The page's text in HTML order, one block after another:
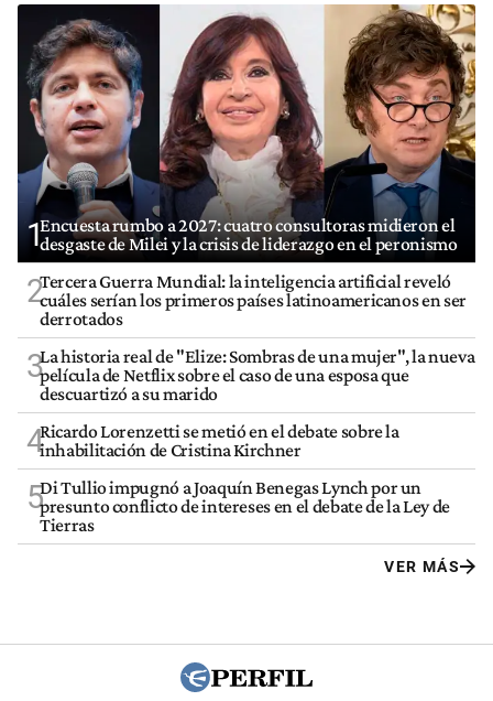
1Encuesta rumbo a 2027: cuatro consultoras midieron el
desgaste de Milei y la crisis de liderazgo en el peronismo
2Tercera Guerra Mundial: la inteligencia artificial reveló
cuáles serían los primeros países latinoamericanos en ser
derrotados
3La historia real de "Elize: Sombras de una mujer", la nueva
película de Netflix sobre el caso de una esposa que
descuartizó a su marido
4Ricardo Lorenzetti se metió en el debate sobre la
inhabilitación de Cristina Kirchner
5Di Tullio impugnó a Joaquín Benegas Lynch por un
presunto conflicto de intereses en el debate de la Ley de
Tierras
VER MÁS